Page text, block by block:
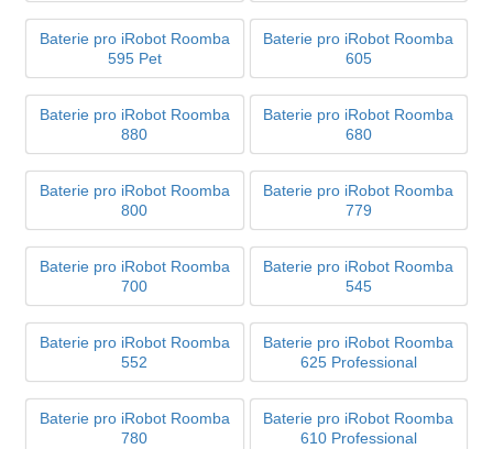
Baterie pro iRobot Roomba
595 Pet
Baterie pro iRobot Roomba
605
Baterie pro iRobot Roomba
880
Baterie pro iRobot Roomba
680
Baterie pro iRobot Roomba
800
Baterie pro iRobot Roomba
779
Baterie pro iRobot Roomba
700
Baterie pro iRobot Roomba
545
Baterie pro iRobot Roomba
552
Baterie pro iRobot Roomba
625 Professional
Baterie pro iRobot Roomba
780
Baterie pro iRobot Roomba
610 Professional